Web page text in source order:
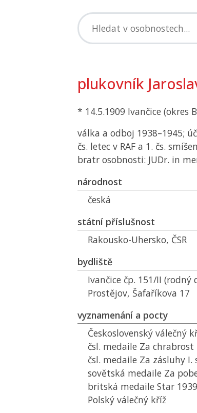
plukovník
* 14.5.1909 Ivančice (okres
válka a odboj 1938–1945;
čs. letec v RAF a 1. čs.
bratr osobnosti: JUDr. in
národnost
česká
státní příslušnost
Rakousko-Uhersko, ČSR
bydliště
Ivančice čp. 151/II (rodný
Prostějov, Šafaříkova 17
vyznamenání a pocty
Československý válečný
čsl. medaile Za
čsl. medaile Za zásluhy I.
sovětská medaile Za
britská medaile Star
Polský válečný kříž